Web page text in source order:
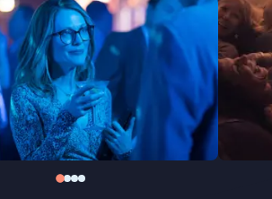
hij het verhaal naar de
met Julianne Moore in de
deze nieuwe versie vooral
is van Moore - en dat
Gloria Bellis onderdeel van Picl’s
In perspectief: Julianne
ontroerend" ★★★★